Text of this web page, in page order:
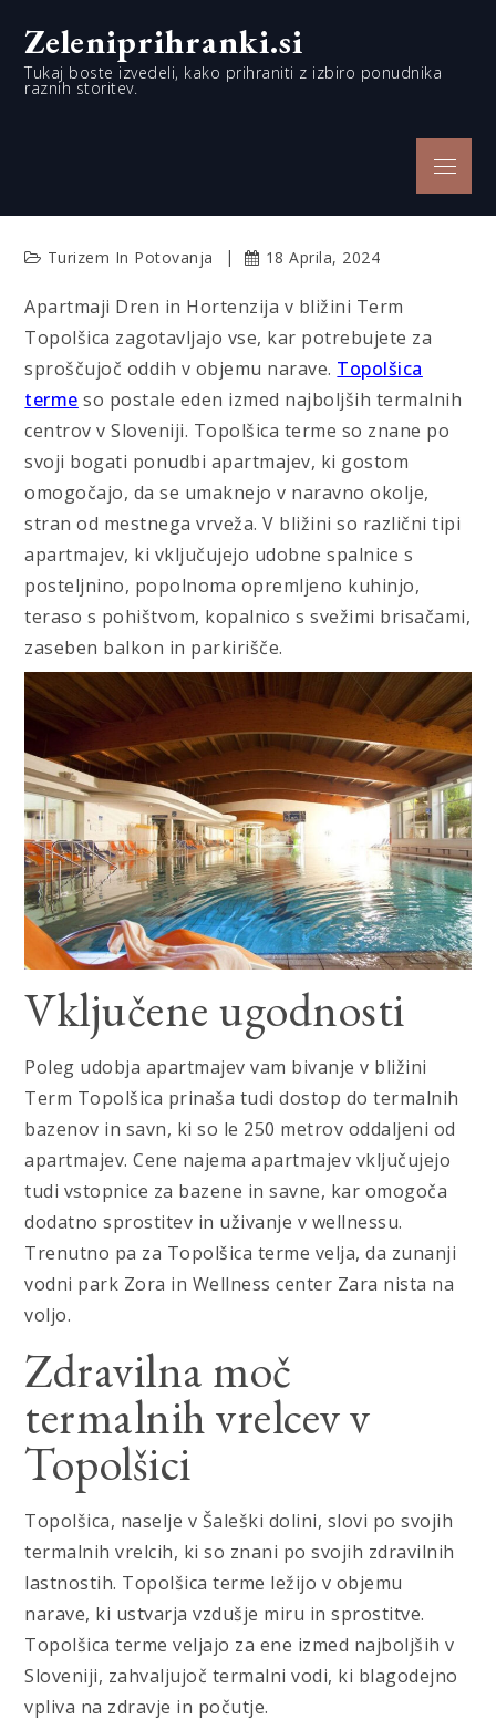
content
Zeleniprihranki.si
Tukaj boste izvedeli, kako prihraniti z izbiro ponudnika
raznih storitev.
Menu
Turizem In Potovanja 18 Aprila, 2024
Apartmaji Dren in Hortenzija v bližini Term
Topolšica zagotavljajo vse, kar potrebujete za
sproščujoč oddih v objemu narave. Topolšica
terme so postale eden izmed najboljših termalnih
centrov v Sloveniji. Topolšica terme so znane po
svoji bogati ponudbi apartmajev, ki gostom
omogočajo, da se umaknejo v naravno okolje,
stran od mestnega vrveža. V bližini so različni tipi
apartmajev, ki vključujejo udobne spalnice s
posteljnino, popolnoma opremljeno kuhinjo,
teraso s pohištvom, kopalnico s svežimi brisačami,
zaseben balkon in parkirišče.
Vključene ugodnosti
Poleg udobja apartmajev vam bivanje v bližini
Term Topolšica prinaša tudi dostop do termalnih
bazenov in savn, ki so le 250 metrov oddaljeni od
apartmajev. Cene najema apartmajev vključujejo
tudi vstopnice za bazene in savne, kar omogoča
dodatno sprostitev in uživanje v wellnessu.
Trenutno pa za Topolšica terme velja, da zunanji
vodni park Zora in Wellness center Zara nista na
voljo.
Zdravilna moč
termalnih vrelcev v
Topolšici
Topolšica, naselje v Šaleški dolini, slovi po svojih
termalnih vrelcih, ki so znani po svojih zdravilnih
lastnostih. Topolšica terme ležijo v objemu
narave, ki ustvarja vzdušje miru in sprostitve.
Topolšica terme veljajo za ene izmed najboljših v
Sloveniji, zahvaljujoč termalni vodi, ki blagodejno
vpliva na zdravje in počutje.